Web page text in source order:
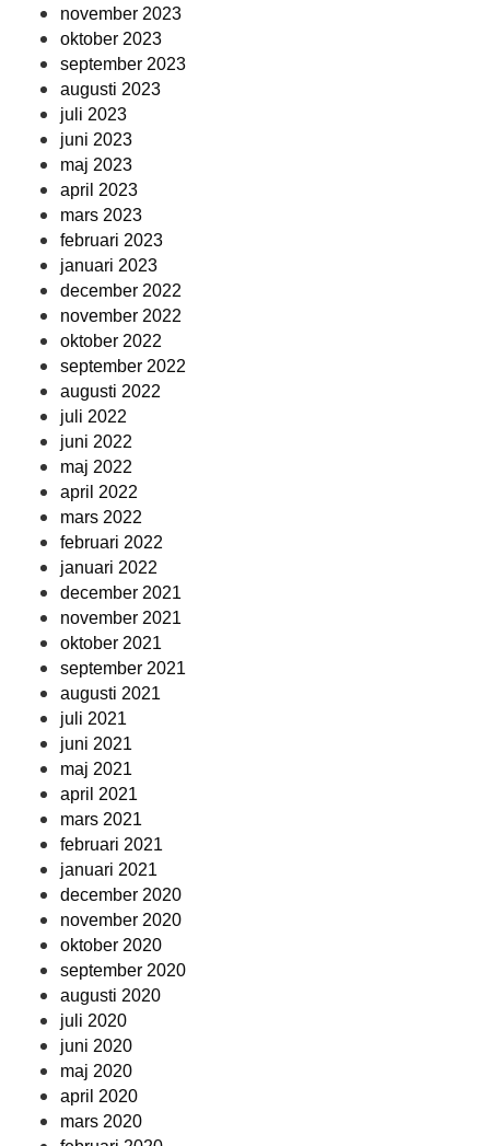
november 2023
oktober 2023
september 2023
augusti 2023
juli 2023
juni 2023
maj 2023
april 2023
mars 2023
februari 2023
januari 2023
december 2022
november 2022
oktober 2022
september 2022
augusti 2022
juli 2022
juni 2022
maj 2022
april 2022
mars 2022
februari 2022
januari 2022
december 2021
november 2021
oktober 2021
september 2021
augusti 2021
juli 2021
juni 2021
maj 2021
april 2021
mars 2021
februari 2021
januari 2021
december 2020
november 2020
oktober 2020
september 2020
augusti 2020
juli 2020
juni 2020
maj 2020
april 2020
mars 2020